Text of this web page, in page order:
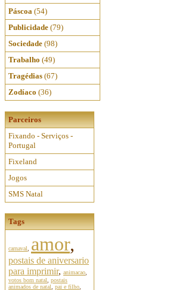
Páscoa (54)
Publicidade (79)
Sociedade (98)
Trabalho (49)
Tragédias (67)
Zodíaco (36)
Parceiros
Fixando - Serviços -
Portugal
Fixeland
Jogos
SMS Natal
Tags
carnaval amor,
postais de aniversario
para imprimir, animacao
votos bom natal
postais
animados de natal
pai e filho